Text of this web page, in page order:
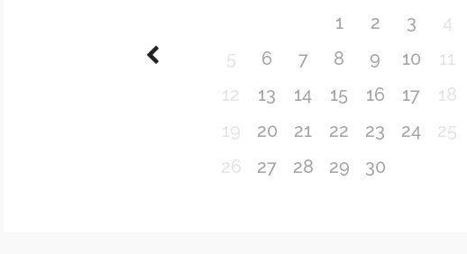
1 2 3
4
5
6 7 8 9 10
11
12
13 14 15 16 17
18
19
20 21 22 23 24
25
26
27 28 29 30